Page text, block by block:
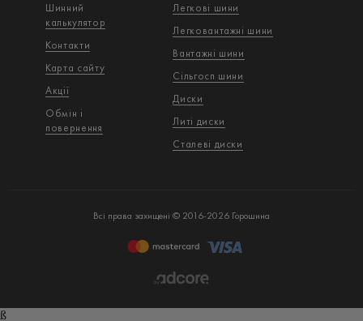
Шинний
калькулятор
Контакти
Карта сайту
Акції
Обмін і
повернення
Легкові шини
Легковантажнi шини
Вантажнi шини
Сільгосп шини
Диски
Литі диски
Сталеві диски
Всі права захищені © 2016-2026 Горошина
ß